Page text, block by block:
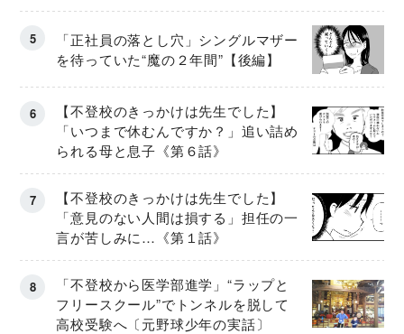
「正社員の落とし穴」シングルマザー
を待っていた“魔の２年間”【後編】
【不登校のきっかけは先生でした】
「いつまで休むんですか？」追い詰め
られる母と息子《第６話》
【不登校のきっかけは先生でした】
「意見のない人間は損する」担任の一
言が苦しみに…《第１話》
「不登校から医学部進学」“ラップと
フリースクール”でトンネルを脱して
高校受験へ〔元野球少年の実話〕